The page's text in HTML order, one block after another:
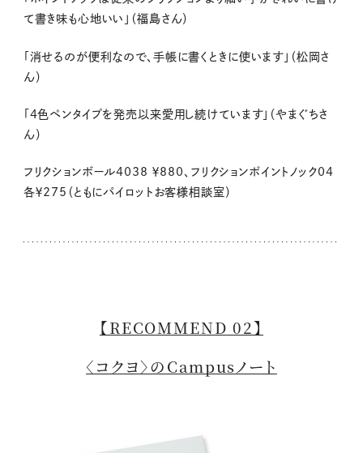
て書き味も心地いい」（福島さん）
「消せるのが便利なので、手帳に書くときに使います」（松岡さ
ん）
「4色ペンタイプを発売以来愛用し続けています」（やまぐちさ
ん）
フリクションボール4038 ￥880、フリクションポイントノック04
各￥275（ともにパイロットお客様相談室）
【RECOMMEND 02】
〈コクヨ〉のCampusノート